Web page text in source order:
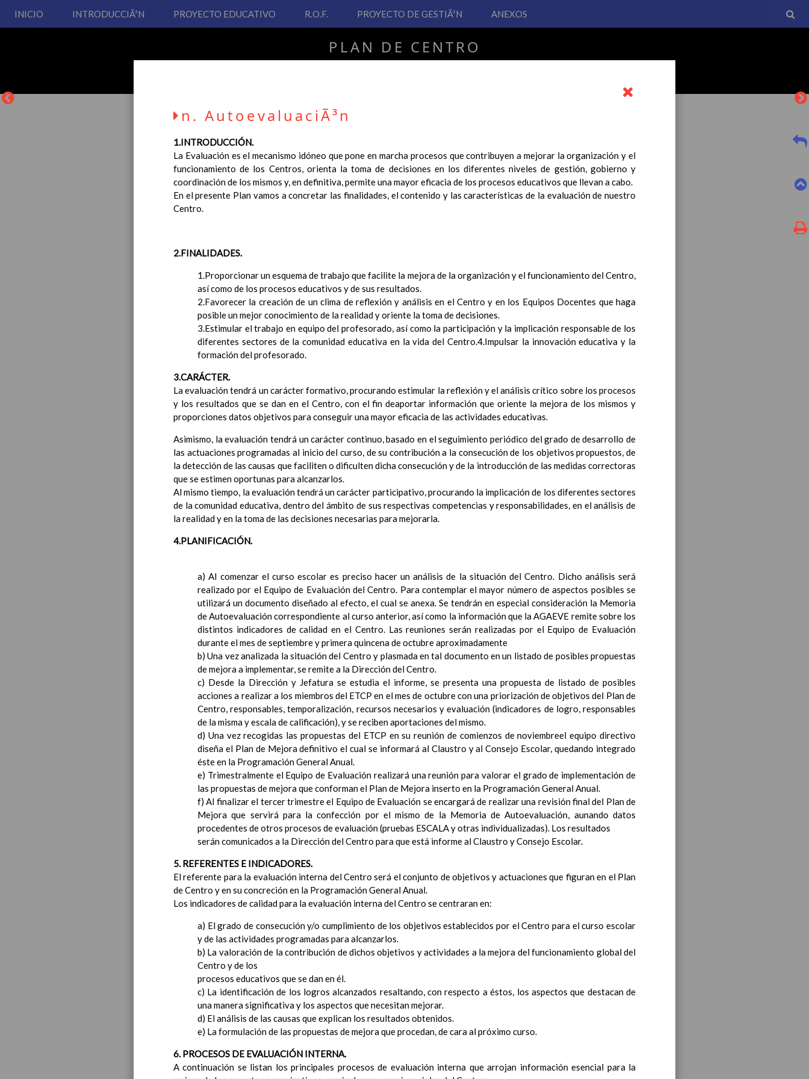
INICIO INTRODUCCIÃ³N PROYECTO EDUCATIVO R.O.F. PROYECTO DE GESTIÃ³N ANEXOS
PLAN DE CENTRO
PLAN DE CENTRO
La entrada en vigor del Real Decreto 126/2014, de 28 de febrero, por el que se establece el currículo básico de la
Educación Primaria, se ha hecho necesario la revisión y adecuación de nuestro Plan de Centro a esta normativa, el
cual usted podrá consultar desde este sitio web.
IntroducciÃ³n
AnÃ¡lisis del Contexto
Proyecto Educativo
Marco Normativo
Objetivos propios para la mejora del rendimiento escolar
LÃ­neas generales de actuaciÃ³n pedagÃ³gica
CoordinaciÃ³n y concreciÃ³n de los contenidos curriculares, asÃ­ como el tratamiento transversal en las
Ã¡reas de la educaciÃ³n en valores y otras enseÃ±anzas
EducaciÃ³n Infantil (Segundo Ciclo)
15 noviembre 2019
Objetivos generales 15 noviembre 2019
Ãreas Curriculares
curriculares.
Competencias bÃ¡sicas
15 noviembre 2019
ProgramaciÃ³n y relaciÃ³n de los elementos curriculares del 2Âº ciclo de e. Infantil
15
noviembre 2019
EvaluaciÃ³n 15 noviembre 2019
InterrelaciÃ³n familiar-centro educativo
AtenciÃ³n a la diversidad
15 noviembre 2019
Ãrea II: Conocimiento del medio 15 noviembre 2019
Ãrea I: Conocimiento de sÃ­ mismo y autonomÃ­a personal 15 noviembre 2019
MetodologÃ­a 15 noviembre 2019
Recursos 15 noviembre 2019
EducaciÃ³n Primaria
CoordinaciÃ³n y concreciÃ³n curricular
Objetivos de la etapa
Ãrea de Lengua Castellana y Literatura
Objetivos del Ã¡rea
ContribuciÃ³n del Ã¡rea a las competencias clave
ConcreciÃ³n curricular para la etapa. Perfiles de Ã¡rea y de competencias
En
revisiÃ³n
Ãrea de MatemÃ¡ticas
Objetivos del Ã¡rea
ContribuciÃ³n del Ã¡rea a las competencias clave
ConcreciÃ³n curricular para la etapa. Perfiles de Ã¡rea y de competencias
En
revisiÃ³n
Ãrea de Lengua Extranjera (inglÃ©s)
Objetivos del Ã¡rea
ContribuciÃ³n del Ã¡rea a las competencias clave
ConcreciÃ³n curricular para la etapa. Perfiles de Ã¡rea y de competencias
Ãrea de Ciencias de la Naturaleza
Objetivos del Ã¡rea
ContribuciÃ³n del Ã¡rea a las competencias clave
ConcreciÃ³n curricular para la etapa. Perfiles de Ã¡rea y de competencias
Ãrea de Ciencias Sociales
Objetivos del Ã¡rea
ContribuciÃ³n del Ã¡rea a las competencias clave
Ãrea de EducaciÃ³n FÃ­sica
Objetivos del Ã¡rea
ContribuciÃ³n del Ã¡rea a las competencias clave
ConcreciÃ³n curricular para la etapa. Perfiles de Ã¡rea y de competencias
Ãrea de EducaciÃ³n ArtÃ­stica
Objetivos del Ã¡rea
n. AutoevaluaciÃ³n
1.INTRODUCCIÓN.
La Evaluación es el mecanismo idóneo que pone en marcha procesos que contribuyen a mejorar la organización y el
funcionamiento de los Centros, orienta la toma de decisiones en los diferentes niveles de gestión, gobierno y
coordinación de los mismos y, en definitiva, permite una mayor eficacia de los procesos educativos que llevan a cabo.
En el presente Plan vamos a concretar las finalidades, el contenido y las características de la evaluación de nuestro
Centro.
2.FINALIDADES.
1.Proporcionar un esquema de trabajo que facilite la mejora de la organización y el funcionamiento del Centro,
así como de los procesos educativos y de sus resultados.
2.Favorecer la creación de un clima de reflexión y análisis en el Centro y en los Equipos Docentes que haga
posible un mejor conocimiento de la realidad y oriente la toma de decisiones.
3.Estimular el trabajo en equipo del profesorado, así como la participación y la implicación responsable de los
diferentes sectores de la comunidad educativa en la vida del Centro.4.Impulsar la innovación educativa y la
formación del profesorado.
3.CARÁCTER.
La evaluación tendrá un carácter formativo, procurando estimular la reflexión y el análisis crítico sobre los procesos
y los resultados que se dan en el Centro, con el fin deaportar información que oriente la mejora de los mismos y
proporciones datos objetivos para conseguir una mayor eficacia de las actividades educativas.
Asimismo, la evaluación tendrá un carácter continuo, basado en el seguimiento periódico del grado de desarrollo de
las actuaciones programadas al inicio del curso, de su contribución a la consecución de los objetivos propuestos, de
la detección de las causas que faciliten o dificulten dicha consecución y de la introducción de las medidas correctoras
que se estimen oportunas para alcanzarlos.
Al mismo tiempo, la evaluación tendrá un carácter participativo, procurando la implicación de los diferentes sectores
de la comunidad educativa, dentro del ámbito de sus respectivas competencias y responsabilidades, en el análisis de
la realidad y en la toma de las decisiones necesarias para mejorarla.
4.PLANIFICACIÓN.
a) Al comenzar el curso escolar es preciso hacer un análisis de la situación del Centro. Dicho análisis será
realizado por el Equipo de Evaluación del Centro. Para contemplar el mayor número de aspectos posibles se
utilizará un documento diseñado al efecto, el cual se anexa. Se tendrán en especial consideración la Memoria
de Autoevaluación correspondiente al curso anterior, así como la información que la AGAEVE remite sobre los
distintos indicadores de calidad en el Centro. Las reuniones serán realizadas por el Equipo de Evaluación
durante el mes de septiembre y primera quincena de octubre aproximadamente
b) Una vez analizada la situación del Centro y plasmada en tal documento en un listado de posibles propuestas
de mejora a implementar, se remite a la Dirección del Centro.
c) Desde la Dirección y Jefatura se estudia el informe, se presenta una propuesta de listado de posibles
acciones a realizar a los miembros del ETCP en el mes de octubre con una priorización de objetivos del Plan de
Centro, responsables, temporalización, recursos necesarios y evaluación (indicadores de logro, responsables
de la misma y escala de calificación), y se reciben aportaciones del mismo.
d) Una vez recogidas las propuestas del ETCP en su reunión de comienzos de noviembreel equipo directivo
diseña el Plan de Mejora definitivo el cual se informará al Claustro y al Consejo Escolar, quedando integrado
éste en la Programación General Anual.
e) Trimestralmente el Equipo de Evaluación realizará una reunión para valorar el grado de implementación de
las propuestas de mejora que conforman el Plan de Mejora inserto en la Programación General Anual.
f) Al finalizar el tercer trimestre el Equipo de Evaluación se encargará de realizar una revisión final del Plan de
Mejora que servirá para la confección por el mismo de la Memoria de Autoevaluación, aunando datos
procedentes de otros procesos de evaluación (pruebas ESCALA y otras individualizadas). Los resultados
serán comunicados a la Dirección del Centro para que está informe al Claustro y Consejo Escolar.
5. REFERENTES E INDICADORES.
El referente para la evaluación interna del Centro será el conjunto de objetivos y actuaciones que figuran en el Plan
de Centro y en su concreción en la Programación General Anual.
Los indicadores de calidad para la evaluación interna del Centro se centraran en:
a) El grado de consecución y/o cumplimiento de los objetivos establecidos por el Centro para el curso escolar
y de las actividades programadas para alcanzarlos.
b) La valoración de la contribución de dichos objetivos y actividades a la mejora del funcionamiento global del
Centro y de los
procesos educativos que se dan en él.
c) La identificación de los logros alcanzados resaltando, con respecto a éstos, los aspectos que destacan de
una manera significativa y los aspectos que necesitan mejorar.
d) El análisis de las causas que explican los resultados obtenidos.
e) La formulación de las propuestas de mejora que procedan, de cara al próximo curso.
6. PROCESOS DE EVALUACIÓN INTERNA.
A continuación se listan los principales procesos de evaluación interna que arrojan información esencial para la